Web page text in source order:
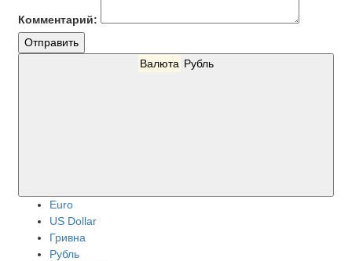
Комментарий:
Отправить
Валюта Рубль
Euro
US Dollar
Гривна
Рубль